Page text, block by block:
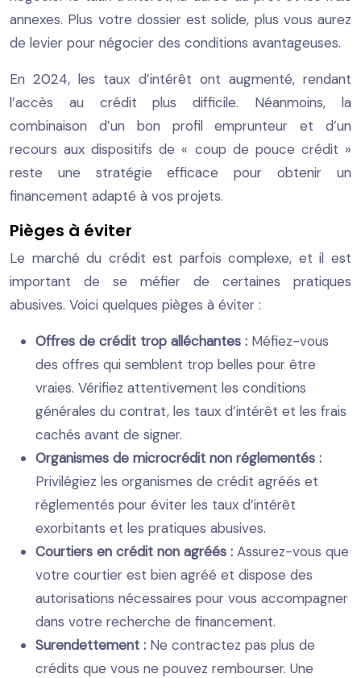
annexes. Plus votre dossier est solide, plus vous aurez
de levier pour négocier des conditions avantageuses.
En 2024, les taux d’intérêt ont augmenté, rendant
l’accès au crédit plus difficile. Néanmoins, la
combinaison d’un bon profil emprunteur et d’un
recours aux dispositifs de « coup de pouce crédit »
reste une stratégie efficace pour obtenir un
financement adapté à vos projets.
Pièges à éviter
Le marché du crédit est parfois complexe, et il est
important de se méfier de certaines pratiques
abusives. Voici quelques pièges à éviter :
Offres de crédit trop alléchantes : Méfiez-vous
des offres qui semblent trop belles pour être
vraies. Vérifiez attentivement les conditions
générales du contrat, les taux d’intérêt et les frais
cachés avant de signer.
Organismes de microcrédit non réglementés :
Privilégiez les organismes de crédit agréés et
réglementés pour éviter les taux d’intérêt
exorbitants et les pratiques abusives.
Courtiers en crédit non agréés : Assurez-vous que
votre courtier est bien agréé et dispose des
autorisations nécessaires pour vous accompagner
dans votre recherche de financement.
Surendettement : Ne contractez pas plus de
crédits que vous ne pouvez rembourser. Une